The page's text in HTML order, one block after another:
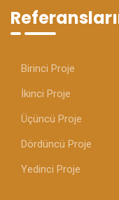
Birinci Proje
İkinci Proje
Üçüncü Proje
Dördüncü Proje
Yedinci Proje